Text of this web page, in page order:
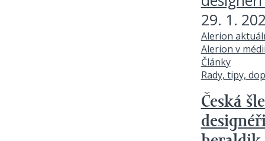
29. 1.
Alerion
Alerion v
Články
Rady, tipy,
Česká